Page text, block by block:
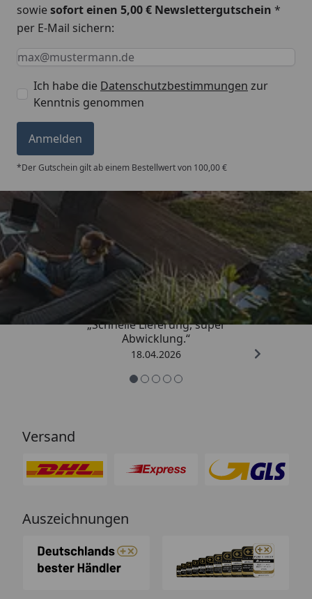
sowiesofort einen 5,00 € Newslettergutschein *
per E-Mail sichern:
Keine Eingabe erforderlich
Eingabe erforderlich
E-Mail *
Ich habe die Datenschutzbestimmungen zur
Kenntnis genommen
Anmelden
*Der Gutschein gilt ab einem Bestellwert von 100,00 €
Trusted Shops
5,00/ 5
„Schnelle Lieferung, super
Abwicklung.“
18.04.2026
Versand
Auszeichnungen